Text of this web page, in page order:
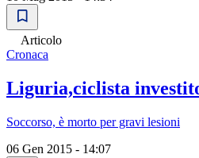
Articolo
Cronaca
Liguria,ciclista
Soccorso, è morto per gravi lesioni
06 Gen 2015 - 14:07